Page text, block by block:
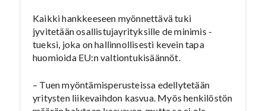
Kaikki hankkeeseen myönnettävä tuki
jyvitetään osallistujayrityksille de minimis -
tueksi, joka on hallinnollisesti kevein tapa
huomioida EU:n valtiontukisäännöt.
– Tuen myöntämisperusteissa edellytetään
yritysten liikevaihdon kasvua. Myös henkilöstön